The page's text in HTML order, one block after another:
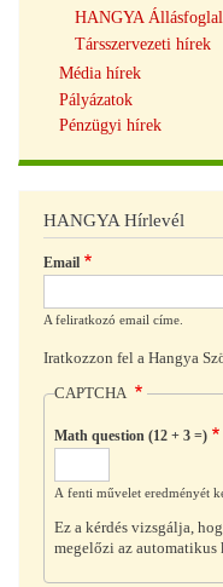
HANGYA
Társszervezeti hírek
Média hírek
Pályázatok
Pénzügyi hírek
HANGYA Hírlevél
Email
A feliratkozó email címe.
Iratkozzon fel a Hangya
CAPTCHA
Math question (12 + 3 =)
A fenti művelet eredményét
Ez a kérdés vizsgálja,
megelőzi az automatikus